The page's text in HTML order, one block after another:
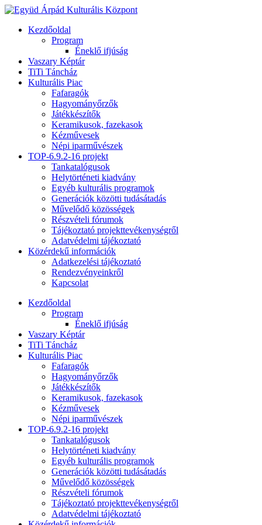
Kezdőoldal
Program
Éneklő ifjúság
Vaszary Képtár
TiTi Táncház
Kulturális Piac
Fafaragók
Hagyományőrzők
Játékkészítők
Keramikusok, fazekasok
Kézművesek
Népi iparművészek
TOP-6.9.2-16 projekt
Tankatalógusok
Helytörténeti kiadvány
Egyéb kulturális programok
Generációk közötti tudásátadás
Művelődő közösségek
Részvételi fórumok
Tájékoztató projekttevékenységről
Adatvédelmi tájékoztató
Közérdekű információk
Adatkezelési tájékoztató
Rendezvényeinkről
Kapcsolat
Kezdőoldal
Program
Éneklő ifjúság
Vaszary Képtár
TiTi Táncház
Kulturális Piac
Fafaragók
Hagyományőrzők
Játékkészítők
Keramikusok, fazekasok
Kézművesek
Népi iparművészek
TOP-6.9.2-16 projekt
Tankatalógusok
Helytörténeti kiadvány
Egyéb kulturális programok
Generációk közötti tudásátadás
Művelődő közösségek
Részvételi fórumok
Tájékoztató projekttevékenységről
Adatvédelmi tájékoztató